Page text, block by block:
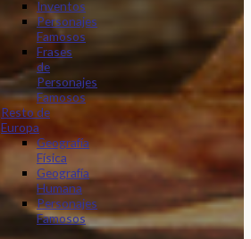
Inventos
Personajes
Famosos
Frases
de
Personajes
Famosos
Resto de
Europa
Geografía
Física
Geografía
Humana
Personajes
Famosos